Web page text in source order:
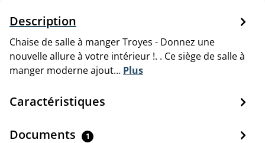
Description
Chaise de salle à manger Troyes - Donnez une
nouvelle allure à votre intérieur !. . Ce siège de salle à
manger moderne ajout… Plus
Caractéristiques
Documents 1